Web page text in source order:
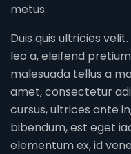
metus.
Duis quis ultricies
leo a, eleifend
malesuada tellus a
amet, consectetur
cursus, ultrices ante
bibendum, est eget
elementum ex, id